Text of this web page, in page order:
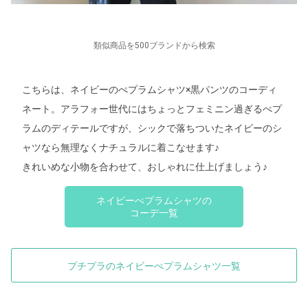
類似商品を500ブランドから検索
こちらは、ネイビーのぺプラムシャツ×黒パンツのコーディ
ネート。アラフォー世代にはちょっとフェミニン過ぎるぺプ
ラムのディテールですが、シックで落ちついたネイビーのシ
ャツなら無理なくナチュラルに着こなせます♪
きれいめな小物を合わせて、おしゃれに仕上げましょう♪
ネイビーぺプラムシャツの
コーデ一覧
プチプラのネイビーぺプラムシャツ一覧